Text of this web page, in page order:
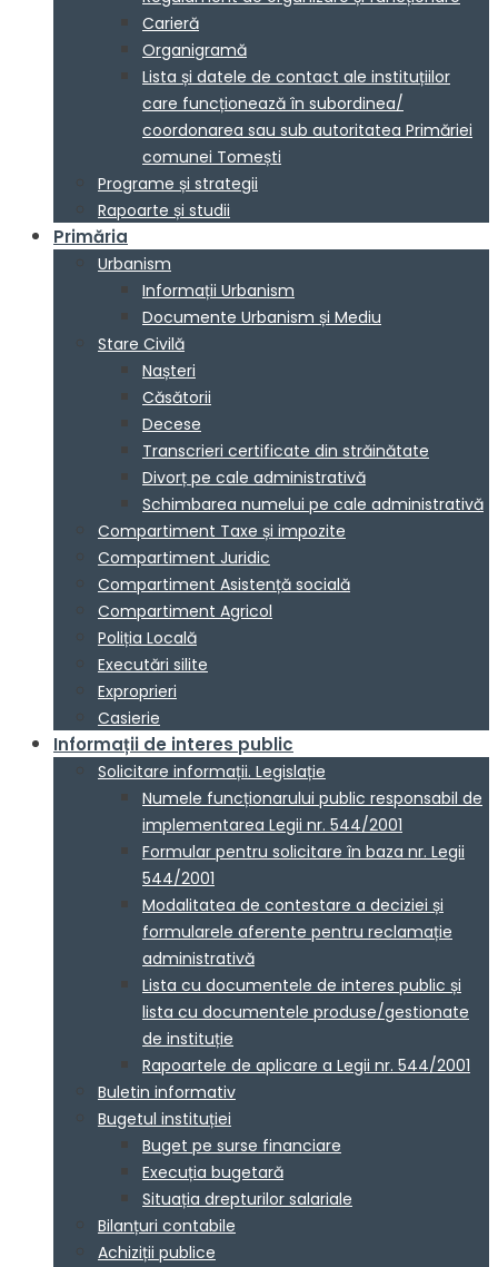
Carieră
Organigramă
Lista și datele de contact ale instituțiilor
care funcționează în subordinea/
coordonarea sau sub autoritatea Primăriei
comunei Tomești
Programe și strategii
Rapoarte și studii
Primăria
Urbanism
Informații Urbanism
Documente Urbanism și Mediu
Stare Civilă
Nașteri
Căsătorii
Decese
Transcrieri certificate din străinătate
Divorț pe cale administrativă
Schimbarea numelui pe cale administrativă
Compartiment Taxe și impozite
Compartiment Juridic
Compartiment Asistență socială
Compartiment Agricol
Poliția Locală
Executări silite
Exproprieri
Casierie
Informații de interes public
Solicitare informații. Legislație
Numele funcționarului public responsabil de
implementarea Legii nr. 544/2001
Formular pentru solicitare în baza nr. Legii
544/2001
Modalitatea de contestare a deciziei și
formularele aferente pentru reclamație
administrativă
Lista cu documentele de interes public și
lista cu documentele produse/gestionate
de instituție
Rapoartele de aplicare a Legii nr. 544/2001
Buletin informativ
Bugetul instituției
Buget pe surse financiare
Execuția bugetară
Situația drepturilor salariale
Bilanțuri contabile
Achiziții publice